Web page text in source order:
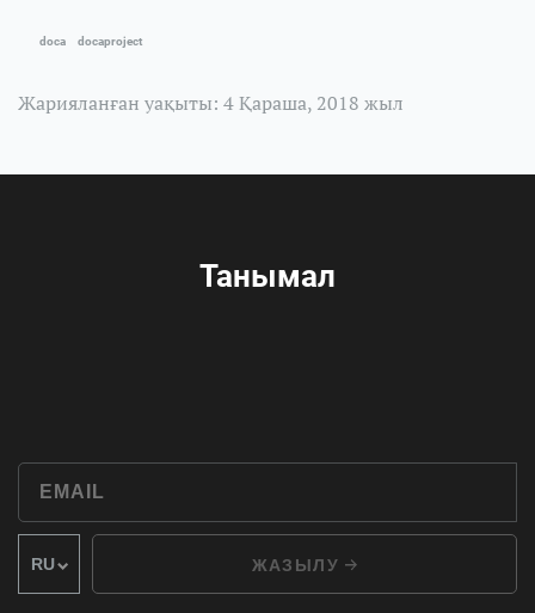
doca docaproject
Жарияланған уақыты: 4 Қараша, 2018 жыл
Танымал
ЖАЗЫЛУ